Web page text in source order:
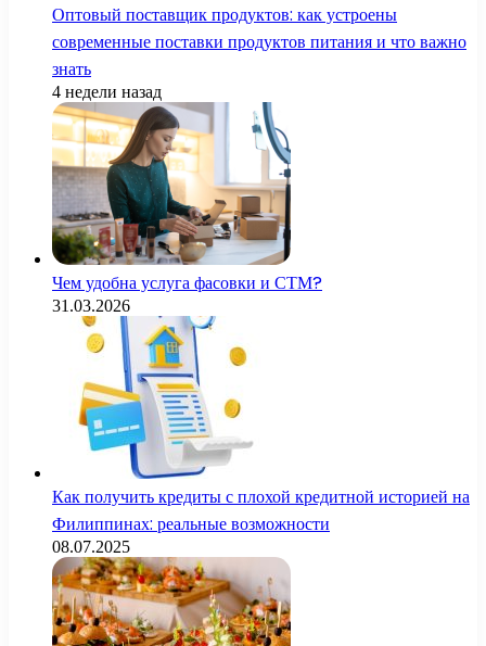
Оптовый поставщик продуктов: как устроены
современные поставки продуктов питания и что важно
знать
4 недели назад
Чем удобна услуга фасовки и СТМ?
31.03.2026
Как получить кредиты с плохой кредитной историей на
Филиппинах: реальные возможности
08.07.2025